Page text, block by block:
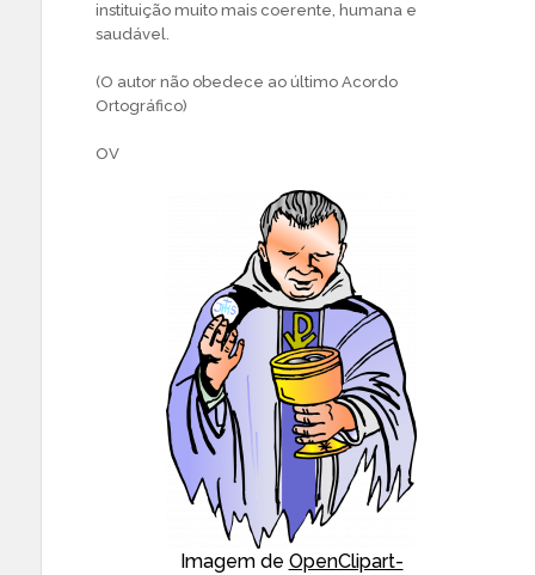
instituição muito mais coerente, humana e
saudável.
(O autor não obedece ao último Acordo
Ortográfico)
OV
Imagem de OpenClipart-